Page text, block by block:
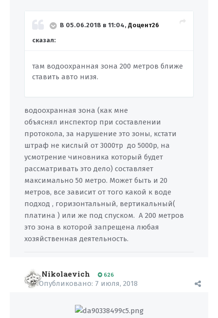
В 05.06.2018 в 11:04, Доцент26
сказал:
там водоохранная зона 200 метров ближе
ставить авто низя.
водоохранная зона (как мне
объяснял инспектор при составлении
протокола, за нарушение это зоны, кстати
штраф не кислый от 3000тр до 5000р, на
усмотрение чиновника который будет
рассматривать это дело) составляет
максимально 50 метро. Может быть и 20
метров, все зависит от того какой к воде
подход , горизонтальный, вертикальный(
платина ) или же под спуском. А 200 метров
это зона в которой запрещена любая
хозяйственная деятельность.
Nikolaevich 626
Опубликовано: 7 июля, 2018